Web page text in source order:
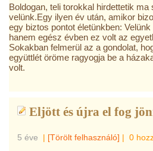
Boldogan, teli torokkal hirdettetik
velünk.Egy ilyen év után, amikor
egy biztos pontot életünkben:
hanem egész évben ez volt az
Sokakban felmerül az a gondolat,
együttlét öröme ragyogja be a
volt.
Eljött és újra el fog
5 éve | [Törölt felhasználó] | 0